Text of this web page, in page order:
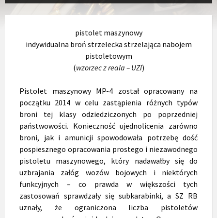
pistolet maszynowy
indywidualna broń strzelecka strzelająca nabojem
pistoletowym
(wzorzec z reala – UZI)
Pistolet maszynowy MP-4 został opracowany na
początku 2014 w celu zastąpienia różnych typów
broni tej klasy odziedziczonych po poprzedniej
państwowości. Konieczność ujednolicenia zarówno
broni, jak i amunicji spowodowała potrzebę dość
pospiesznego opracowania prostego i niezawodnego
pistoletu maszynowego, który nadawałby się do
uzbrajania załóg wozów bojowych i niektórych
funkcyjnych – co prawda w większości tych
zastosowań sprawdzały się subkarabinki, a SZ RB
uznały, że ograniczona liczba pistoletów